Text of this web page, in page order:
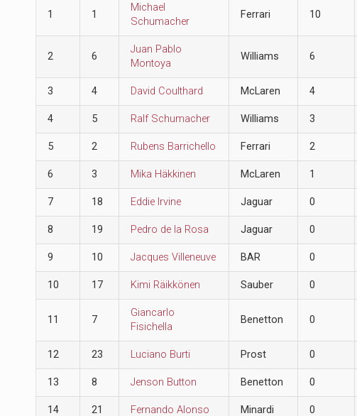
1 1
Michael
Schumacher
Ferrari 10
2 6
Juan Pablo
Montoya
Williams 6
3 4 David Coulthard McLaren 4
4 5 Ralf Schumacher Williams 3
5 2 Rubens Barrichello Ferrari 2
6 3 Mika Häkkinen McLaren 1
7 18 Eddie Irvine Jaguar 0
8 19 Pedro de la Rosa Jaguar 0
9 10 Jacques Villeneuve BAR 0
10 17 Kimi Räikkönen Sauber 0
11 7
Giancarlo
Fisichella
Benetton 0
12 23 Luciano Burti Prost 0
13 8 Jenson Button Benetton 0
14 21 Fernando Alonso Minardi 0